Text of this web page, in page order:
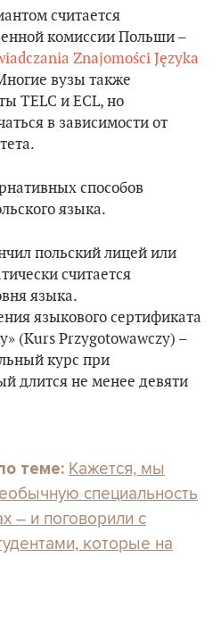
считается
комиссии Польши –
Znajomości Języka
вузы также
TELC и ECL, но
в зависимости от
способов
языка.
польский лицей или
считается
языка.
языкового сертификата
(Kurs Przygotowawczy) –
курс при
длится не менее девяти
теме: Кажется, мы
специальность
– и поговорили с
которые на